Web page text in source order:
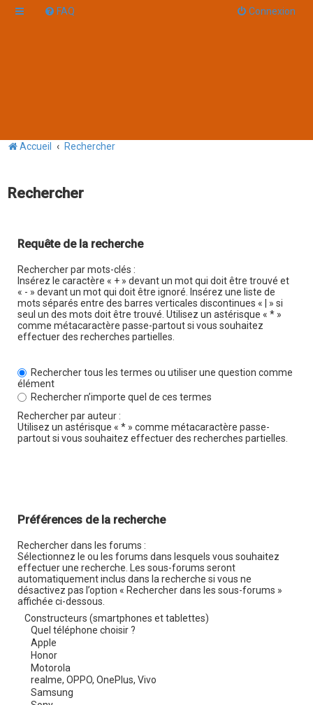
FAQ Connexion
Accueil Rechercher
Rechercher
Requête de la recherche
Rechercher par mots-clés :
Insérez le caractère « + » devant un mot qui doit être trouvé et
« - » devant un mot qui doit être ignoré. Insérez une liste de
mots séparés entre des barres verticales discontinues « | » si
seul un des mots doit être trouvé. Utilisez un astérisque « * »
comme métacaractère passe-partout si vous souhaitez
effectuer des recherches partielles.
Rechercher tous les termes ou utiliser une question comme
élément
Rechercher n’importe quel de ces termes
Rechercher par auteur :
Utilisez un astérisque « * » comme métacaractère passe-
partout si vous souhaitez effectuer des recherches partielles.
Préférences de la recherche
Rechercher dans les forums :
Sélectionnez le ou les forums dans lesquels vous souhaitez
effectuer une recherche. Les sous-forums seront
automatiquement inclus dans la recherche si vous ne
désactivez pas l’option « Rechercher dans les sous-forums »
affichée ci-dessous.